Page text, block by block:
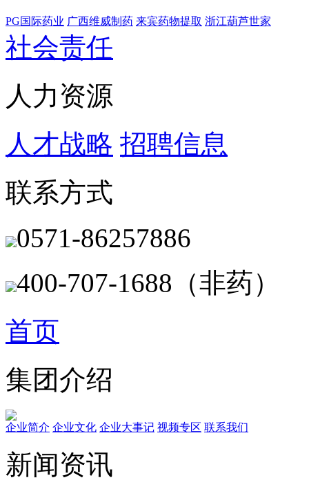
PG国际药业 广西维威制药 来宾药物提取 浙江葫芦世家
社会责任
人力资源
人才战略 招聘信息
联系方式
0571-86257886
400-707-1688（非药）
首页
集团介绍
企业简介 企业文化 企业⼤事记 视频专区 联系我们
新闻资讯